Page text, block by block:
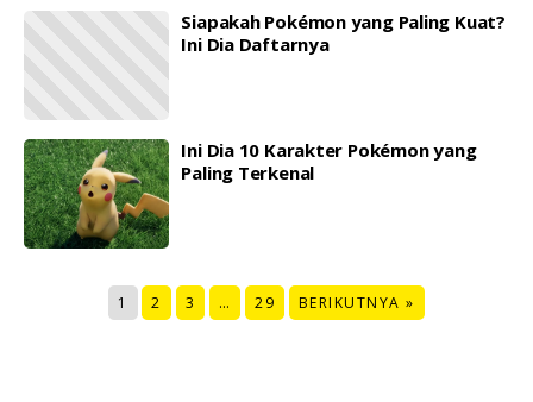
Siapakah Pokémon yang Paling Kuat?
Ini Dia Daftarnya
Ini Dia 10 Karakter Pokémon yang
Paling Terkenal
1 2 3 … 29 BERIKUTNYA »